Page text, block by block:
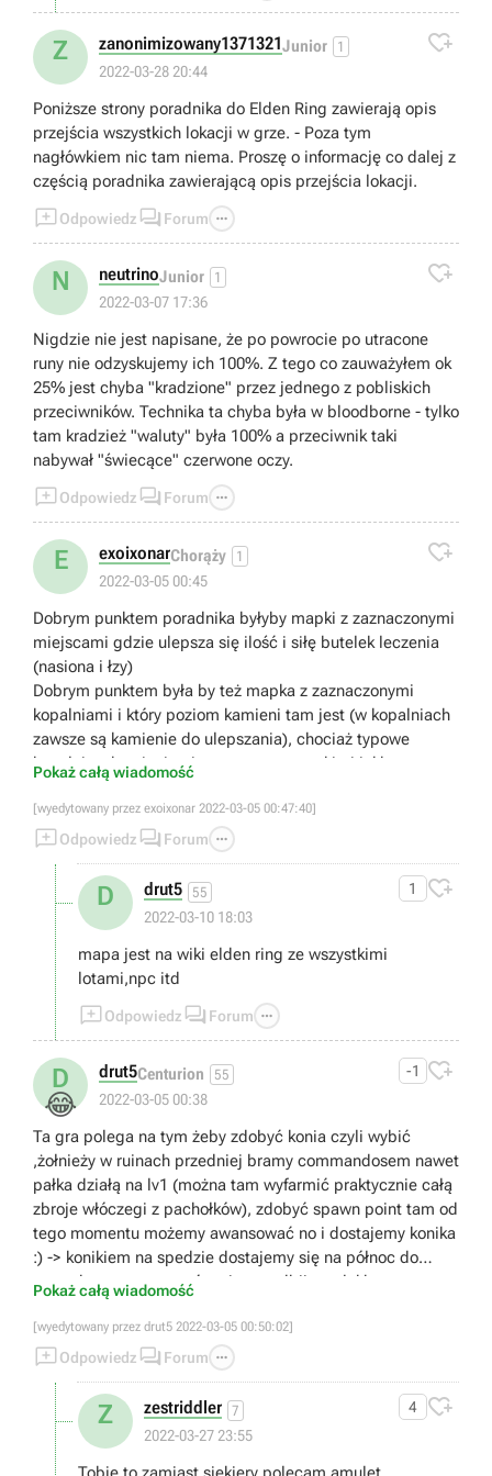
Z zanonimizowany1371321Junior 1
2022-03-28 20:44

Poniższe strony poradnika do Elden Ring zawierają opis
przejścia wszystkich lokacji w grze. - Poza tym
nagłówkiem nic tam niema. Proszę o informację co dalej z
częścią poradnika zawierającą opis przejścia lokacji.
Odpowiedz  Forum 
N neutrinoJunior 1
2022-03-07 17:36

Nigdzie nie jest napisane, że po powrocie po utracone
runy nie odzyskujemy ich 100%. Z tego co zauważyłem ok
25% jest chyba "kradzione" przez jednego z pobliskich
przeciwników. Technika ta chyba była w bloodborne - tylko
tam kradzież "waluty" była 100% a przeciwnik taki
nabywał "świecące" czerwone oczy.
Odpowiedz  Forum 
E exoixonarChorąży 1
2022-03-05 00:45

Dobrym punktem poradnika byłyby mapki z zaznaczonymi
miejscami gdzie ulepsza się ilość i siłę butelek leczenia
(nasiona i łzy)
Dobrym punktem była by też mapka z zaznaczonymi
kopalniami i który poziom kamieni tam jest (w kopalniach
zawsze są kamienie do ulepszania), chociaż typowe
kopalnie z kamieniami są zaznaczone takimi jakby
czerwonymi punktami na mapie.
Te 2 rzeczy ostro pomogą komuś kto zaczyna
Można też wspomnieć, że jednym z najlepszych prochów
jest mimic.
Pokaż całą wiadomość
[wyedytowany przez exoixonar 2022-03-05 00:47:40]
Odpowiedz  Forum 
D drut5 55
2022-03-10 18:03
1 
mapa jest na wiki elden ring ze wszystkimi
lotami,npc itd
Odpowiedz  Forum 
D
😂
drut5Centurion 55
2022-03-05 00:38
-1 
Ta gra polega na tym żeby zdobyć konia czyli wybić
,żołnieży w ruinach przedniej bramy commandosem nawet
pałka działą na lv1 (można tam wyfarmić praktycznie całą
zbroje włóczegi z pachołków), zdobyć spawn point tam od
tego momentu możemy awansować no i dostajemy konika
:) -> konikiem na spedzie dostajemy się na północ do
szopy burzowego wzgórza i tam odbijamy lekko na
wschód w taką mise , koło trola (na trolu można poćwiczyć
walkę pałką i w jeździe)jest pierwszy składnik ja bym to
nazwał po jrpg mega elixir bierzemy go i spadamy, od
pierwszej lokacji kościoła gdzie biega subbos na koniku
zwany obrońcą drzewa. No i teraz czas na pojedynek
rycerski :) z pałą bierzemy chłopa z zaskoczenia
namierzamy go no i okładamy go pałą jak się tam wbije ze
Pokaż całą wiadomość
[wyedytowany przez drut5 2022-03-05 00:50:02]
Odpowiedz  Forum 
Z zestriddler 7
2022-03-27 23:55
4 